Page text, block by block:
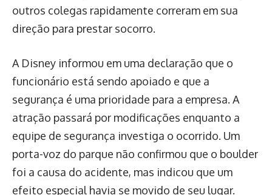
outros colegas rapidamente correram em sua
direção para prestar socorro.
A Disney informou em uma declaração que o
funcionário está sendo apoiado e que a
segurança é uma prioridade para a empresa. A
atração passará por modificações enquanto a
equipe de segurança investiga o ocorrido. Um
porta-voz do parque não confirmou que o boulder
foi a causa do acidente, mas indicou que um
efeito especial havia se movido de seu lugar.